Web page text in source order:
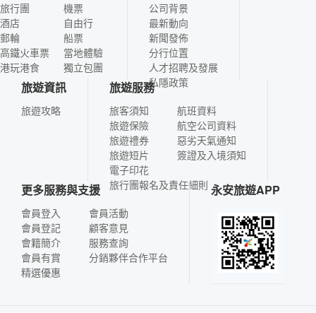
旅行團
酒店
郵輪
高鐵火車票
港玩港食
機票
自由行
船票
當地體驗
獨立包團
公司背景
最新動向
新聞發佈
分行位置
人才招聘及發展
私隱政策
旅遊資訊
旅遊攻略
旅遊服務
旅客須知
旅遊保險
旅遊禮券
旅遊短片
電子印花
航班資料
航空公司資料
惡劣天氣通知
簽證及入境須知
旅行團報名及責任細則
更多服務與支援
會員登入
會員登記
會籍簡介
會員有賞
精選優惠
會員活動
顧客意見
服務查詢
分銷夥伴合作平台
永安旅遊APP